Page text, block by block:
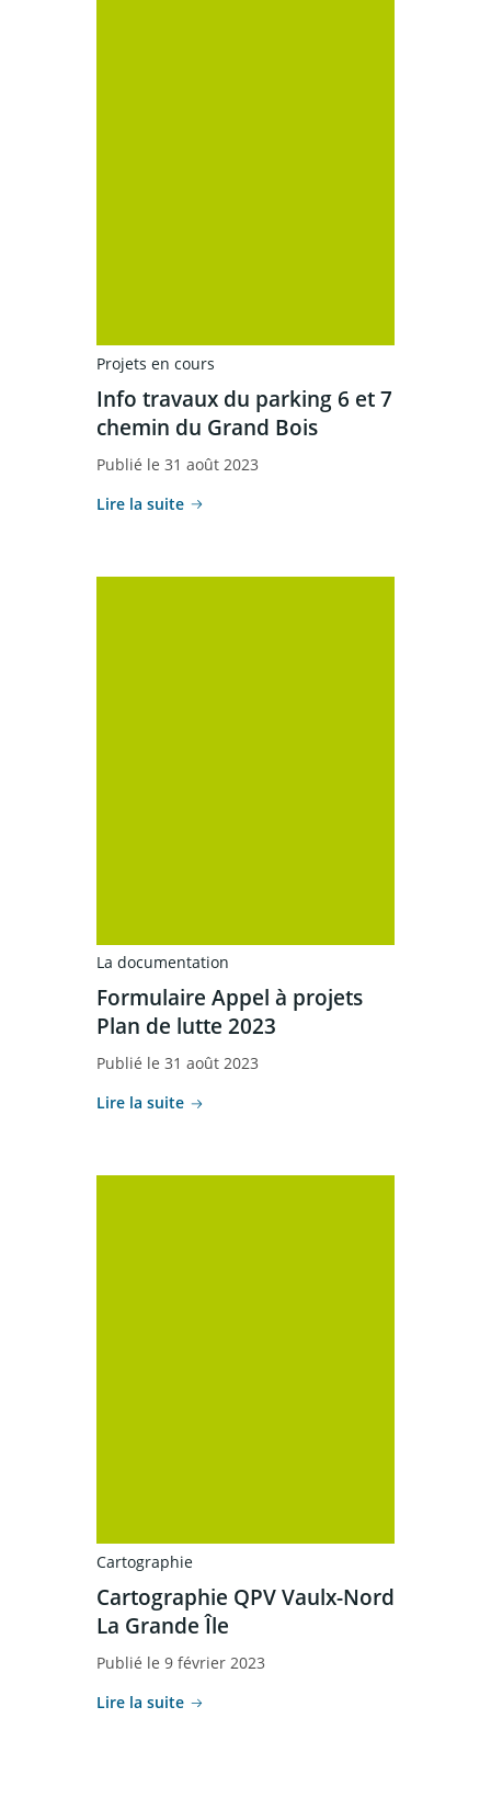
Projets en cours
Info travaux du parking 6 et 7
chemin du Grand Bois
Publié le 31 août 2023
Lire la suite
La documentation
Formulaire Appel à projets
Plan de lutte 2023
Publié le 31 août 2023
Lire la suite
Cartographie
Cartographie QPV Vaulx-Nord
La Grande Île
Publié le 9 février 2023
Lire la suite